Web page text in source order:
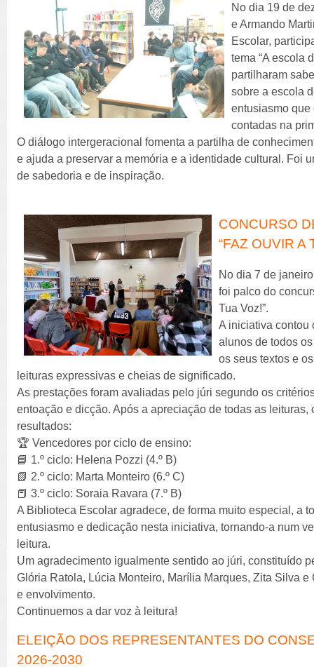
No dia 19 de
e Armando
Escolar,
tema “A escola
partilharam
sobre a escola
entusiasmo que
contadas na
O diálogo intergeracional fomenta a partilha de
e ajuda a preservar a memória e a identidade cultural. Foi
de sabedoria e de inspiração.
CONCURSO
“FAZ OUVIR A
No dia 7 de
foi palco do
Tua Voz!”.
A iniciativa contou
alunos de todos
os seus textos e
leituras expressivas e cheias de significado.
As prestações foram avaliadas pelo júri segundo os
entoação e dicção. Após a apreciação de todas as
resultados:
🏆 Vencedores por ciclo de ensino:
📘 1.º ciclo: Helena Pozzi (4.º B)
📗 2.º ciclo: Marta Monteiro (6.º C)
📕 3.º ciclo: Soraia Ravara (7.º B)
A Biblioteca Escolar agradece, de forma muito especial, a
entusiasmo e dedicação nesta iniciativa, tornando-a num
leitura.
Um agradecimento igualmente sentido ao júri, constituído
Glória Ratola, Lúcia Monteiro, Marília Marques, Zita Silva
e envolvimento.
Continuemos a dar voz à leitura!
ELEIÇÃO DOS REPRESENTANTES DO
2026-2030